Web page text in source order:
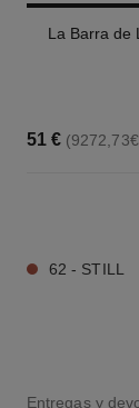
La Barra de
51 €
62 - STILL
Entregas y